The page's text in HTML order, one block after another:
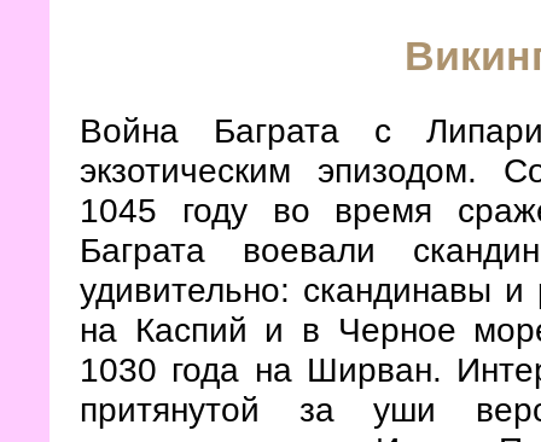
Война Баграта с
экзотическим эпизодом.
1045 году во время
Баграта воевали
удивительно: скандинавы
на Каспий и в Черное
1030 года на Ширван.
притянутой за уши